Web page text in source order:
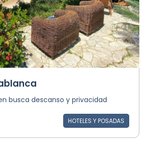
busca descanso y privacidad
HOTELES Y POSADAS